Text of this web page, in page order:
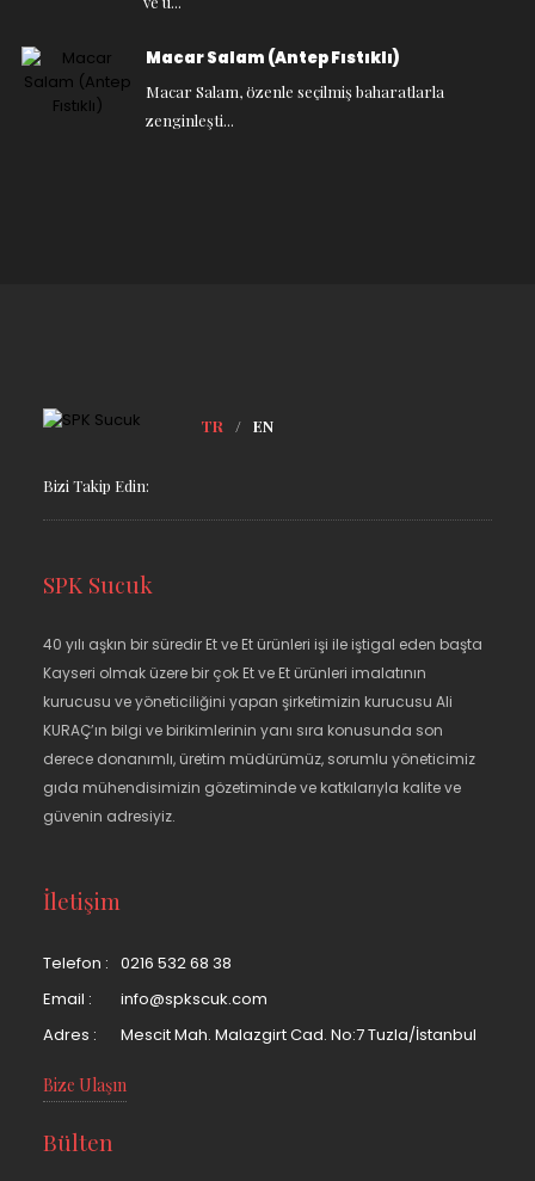
Macar Salam (Antep Fıstıklı)
Macar Salam, özenle seçilmiş baharatlarla
zenginleşti...
TR / EN
Bizi Takip Edin:
SPK Sucuk
40 yılı aşkın bir süredir Et ve Et ürünleri işi ile iştigal eden başta
Kayseri olmak üzere bir çok Et ve Et ürünleri imalatının
kurucusu ve yöneticiliğini yapan şirketimizin kurucusu Ali
KURAÇ’ın bilgi ve birikimlerinin yanı sıra konusunda son
derece donanımlı, üretim müdürümüz, sorumlu yöneticimiz
gıda mühendisimizin gözetiminde ve katkılarıyla kalite ve
güvenin adresiyiz.
İletişim
Telefon : 0216 532 68 38
Email :
info@spkscuk.com
Adres :
Mescit Mah. Malazgirt Cad. No:7 Tuzla/İstanbul
Bize Ulaşın
Bülten